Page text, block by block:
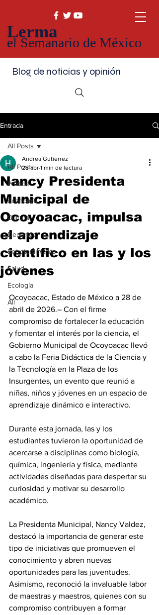
Lerma
el Semanario de México
Blog de noticias y opinión
Entrada
All Posts
Política
Economía
Cultura
Deportes
Entretenimiento
Salud
Ecología
All
All Posts
Nancy Presidenta
Municipal de
Ocoyoacac, impulsa
el aprendizaje
científico en las y los
jóvenes
Andrea Gutierrez
28 abr 1 min de lectura
Ocoyoacac, Estado de México a 28 de
abril de 2026.– Con el firme
compromiso de fortalecer la educación
y fomentar el interés por la ciencia, el
Gobierno Municipal de Ocoyoacac llevó
a cabo la Feria Didáctica de la Ciencia y
la Tecnología en la Plaza de los
Insurgentes, un evento que reunió a
niñas, niños y jóvenes en un espacio de
aprendizaje dinámico e interactivo.
Durante esta jornada, las y los
estudiantes tuvieron la oportunidad de
acercarse a disciplinas como biología,
química, ingeniería y física, mediante
actividades diseñadas para despertar su
curiosidad y motivar su desarrollo
académico.
La Presidenta Municipal, Nancy Valdez,
destacó la importancia de generar este
tipo de iniciativas que promueven el
conocimiento y abren nuevas
oportunidades para las juventudes.
Asimismo, reconoció la invaluable labor
de maestras y maestros, quienes con su
compromiso contribuyen a formar